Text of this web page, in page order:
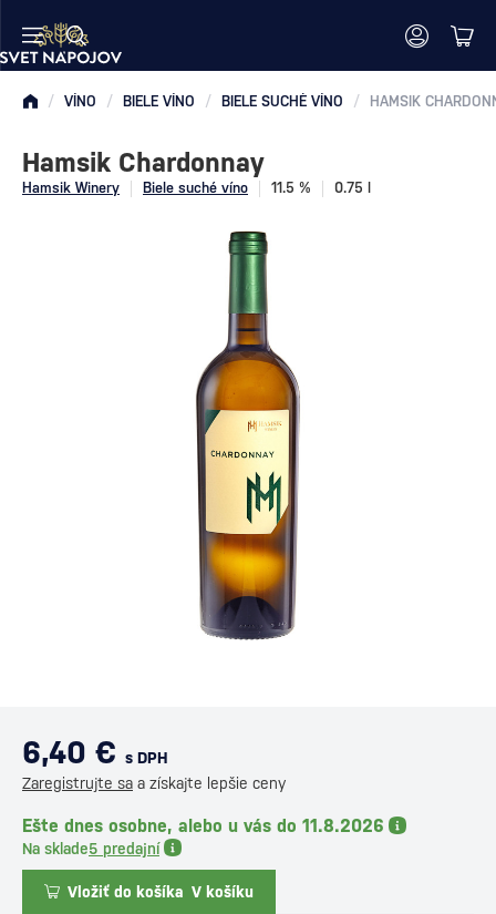
/ VÍNO / BIELE VÍNO / BIELE SUCHÉ VÍNO / HAMSIK
Hamsik Winery Biele suché víno 11.5 % 0.75 l
Hamsik Chardonnay
6,40 € s DPH
Zaregistrujte sa a získajte lepšie ceny
Ešte dnes osobne, alebo u vás do 11.8.2026
Na sklade5 predajní
Vložiť do košíka V košíku